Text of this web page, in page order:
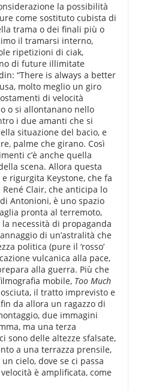
la possibilità
come sostituto cubista di
trama o dei finali più o
il tramarsi interno,
ripetizioni di ciak,
di future illimitate
“There is always a better
molto meglio un giro
di velocità
o si allontanano nello
i due amanti che si
situazione del bacio, e
palme che girano. Così
c’è anche quella
scena. Allora questa
rigurgita Keystone, che fa
Clair, che anticipa lo
Antonioni, è uno spazio
pronta al terremoto,
necessità di propaganda
di un’astralità che
politica (pure il ‘rosso’
vulcanica alla pace,
alla guerra. Più che
mobile, Too Much
il tratto imprevisto e
da allora un ragazzo di
due immagini
ma una terza
sono delle altezze sfalsate,
a una terrazza prensile,
cielo, dove se ci passa
è amplificata, come